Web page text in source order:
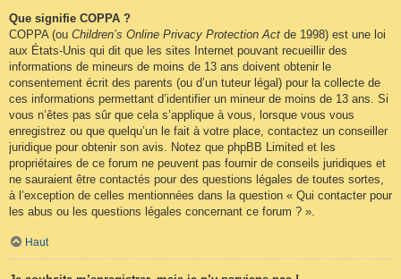
Que signifie COPPA ?
COPPA (ou Children’s Online Privacy Protection Act de 1998) est une loi
aux États-Unis qui dit que les sites Internet pouvant recueillir des
informations de mineurs de moins de 13 ans doivent obtenir le
consentement écrit des parents (ou d’un tuteur légal) pour la collecte de
ces informations permettant d’identifier un mineur de moins de 13 ans. Si
vous n’êtes pas sûr que cela s’applique à vous, lorsque vous vous
enregistrez ou que quelqu’un le fait à votre place, contactez un conseiller
juridique pour obtenir son avis. Notez que phpBB Limited et les
propriétaires de ce forum ne peuvent pas fournir de conseils juridiques et
ne sauraient être contactés pour des questions légales de toutes sortes,
à l’exception de celles mentionnées dans la question « Qui contacter pour
les abus ou les questions légales concernant ce forum ? ».
Haut